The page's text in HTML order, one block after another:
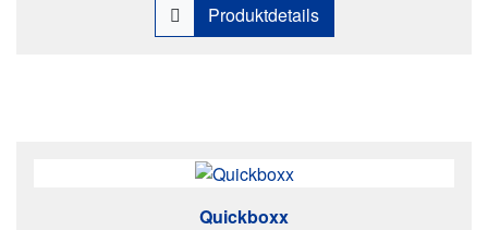
Produktdetails
Quickboxx